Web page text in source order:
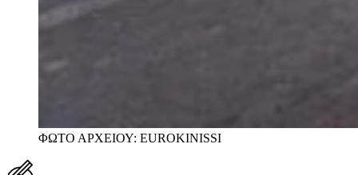
ΦΩΤΟ ΑΡΧΕΙΟΥ: EUROKINISSI